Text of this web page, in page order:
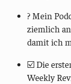
? Mein
ziemlich
damit ich
☑️ Die
Weekly